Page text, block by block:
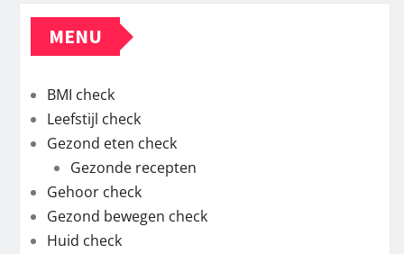
MENU
BMI check
Leefstijl check
Gezond eten check
Gezonde recepten
Gehoor check
Gezond bewegen check
Huid check